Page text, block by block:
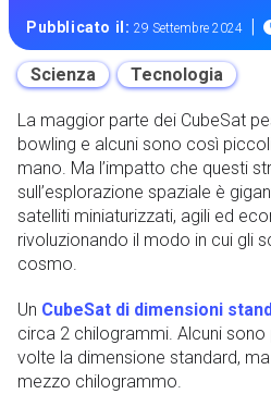
Pubblicato il:29 Settembre 2024 |
Scienza Tecnologia
La maggior parte dei CubeSat
bowling e alcuni sono così
mano. Ma l’impatto che questi
sull’esplorazione spaziale è
satelliti miniaturizzati, agili ed
rivoluzionando il modo in cui gli
cosmo.
Un CubeSat di dimensioni
circa 2 chilogrammi. Alcuni
volte la dimensione standard,
mezzo chilogrammo.